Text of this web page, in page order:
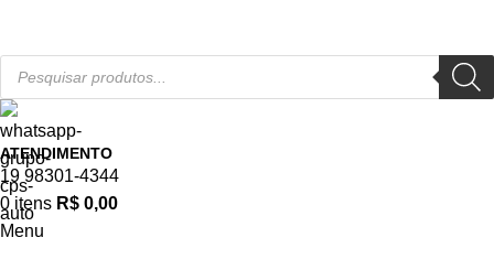
ATENDIMENTO
19 98301-4344
0 itens R$ 0,00
Menu